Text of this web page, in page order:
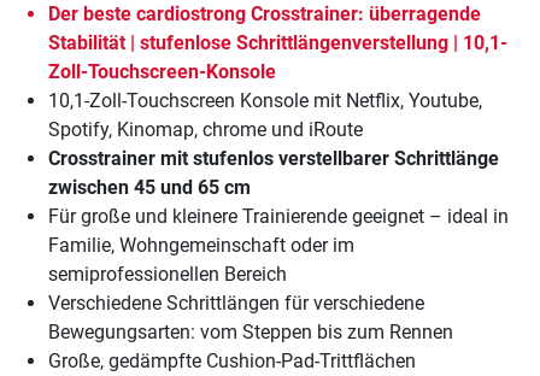
Der beste cardiostrong Crosstrainer: überragende
Stabilität | stufenlose Schrittlängenverstellung | 10,1-
Zoll-Touchscreen-Konsole
10,1-Zoll-Touchscreen Konsole mit Netflix, Youtube,
Spotify, Kinomap, chrome und iRoute
Crosstrainer mit stufenlos verstellbarer Schrittlänge
zwischen 45 und 65 cm
Für große und kleinere Trainierende geeignet – ideal in
Familie, Wohngemeinschaft oder im
semiprofessionellen Bereich
Verschiedene Schrittlängen für verschiedene
Bewegungsarten: vom Steppen bis zum Rennen
Große, gedämpfte Cushion-Pad-Trittflächen